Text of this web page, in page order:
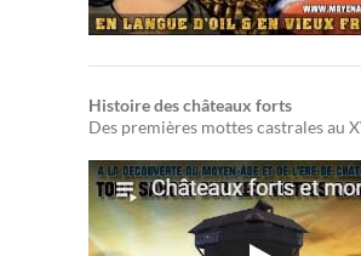
Histoire des châteaux forts
Des premières mottes castrales au